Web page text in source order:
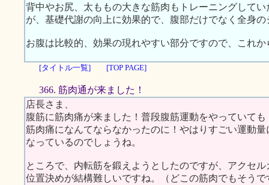
背中やお尻、太ももの大きな筋肉もトレーニングして
が、基礎代謝の向上に効果的で、腹部だけでなく全身
お腹は比較的、効果の現れやすい部分ですので、これ
[タイトル一覧] [TOP PAGE]
366. 筋肉通が来ました！
店長さま、
腹筋に筋肉痛が来ました！普段腹筋運動をやっていても
筋肉痛になんてならなかったのに！やはりすごい運動量
なっているのでしょうね。
ところで、内転筋を鍛えようとしたのですが、アクセル
位置決めが結構難しいですね。（どこの筋肉でもそうで